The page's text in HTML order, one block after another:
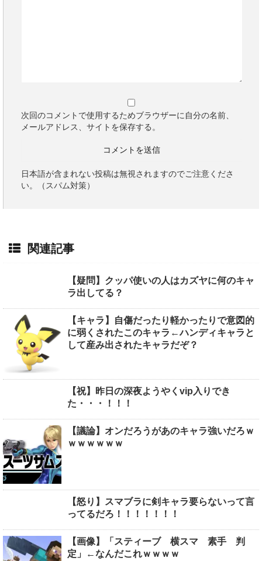
次回のコメントで使用するためブラウザーに自分の名前、
メールアドレス、サイトを保存する。
日本語が含まれない投稿は無視されますのでご注意くださ
い。（スパム対策）
関連記事
【疑問】クッパ使いの人はカズヤに何のキャ
ラ出してる？
【キャラ】自傷だったり軽かったりで意図的
に弱くされたこのキャラ←ハンディキャラと
して産み出されたキャラだぞ？
【祝】昨日の深夜ようやくvip入りでき
た・・・！！！
【議論】オンだろうがあのキャラ強いだろｗ
ｗｗｗｗｗｗ
【怒り】スマブラに剣キャラ要らないって言
ってるだろ！！！！！！！
【画像】「スティーブ 横スマ 素手 判
定」←なんだこれｗｗｗｗ